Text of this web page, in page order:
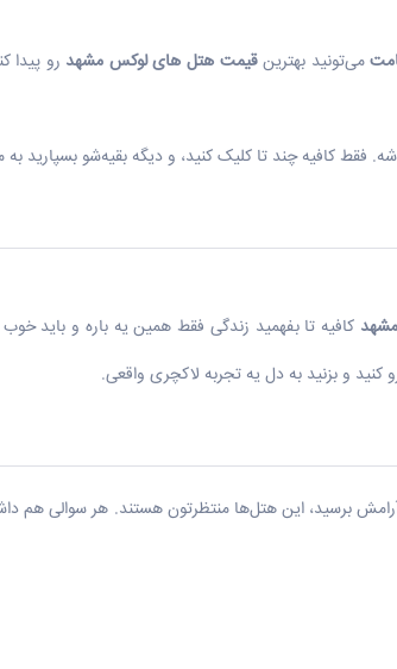
می‌تونید بهترینقیمت هتل های لوکس مشهد رو پیدا
کافیه تا بفهمید زندگی فقط همین یه باره و باید
کنید و بزنید به دل یه تجربه لاکچری واقعی.
برسید، این هتل‌ها منتظرتون هستند. هر سوالی هم